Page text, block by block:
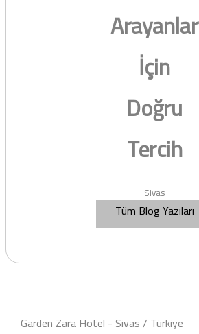
Arayanlar
İçin
Doğru
Tercih
Sivas
Tüm Blog Yazıları
Garden Zara Hotel - Sivas / Türkiye